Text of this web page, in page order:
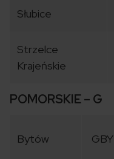
Słubice
Strzelce
Krajeńskie
POMORSKIE – G
Bytów GBY